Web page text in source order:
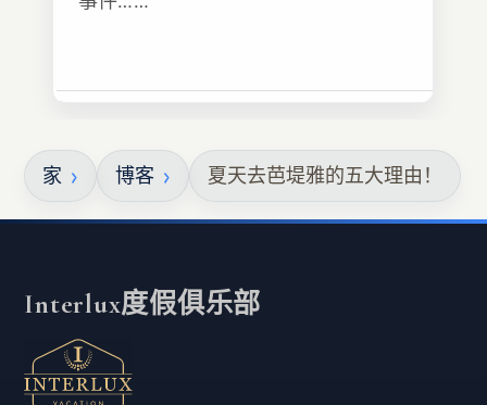
家 博客 夏天去芭堤雅的五大理由！
Interlux度假俱乐部